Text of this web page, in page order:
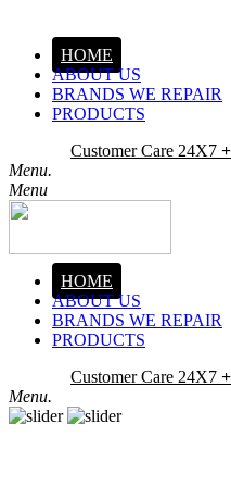
HOME
ABOUT US
BRANDS WE REPAIR
PRODUCTS
Customer Care 24X7
Menu.
Menu
HOME
ABOUT US
BRANDS WE REPAIR
PRODUCTS
Customer Care 24X7
Menu.